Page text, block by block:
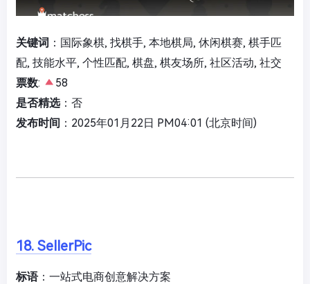
关键词 ：国际象棋, 找棋手, 本地棋局, 休闲棋赛, 棋手匹
配, 技能水平, 个性匹配, 棋盘, 棋友场所, 社区活动, 社交
票数:
58
是否精选：否
发布时间 ：2025年01月22日 PM04:01 (北京时间)
18. SellerPic
标语：一站式电商创意解决方案